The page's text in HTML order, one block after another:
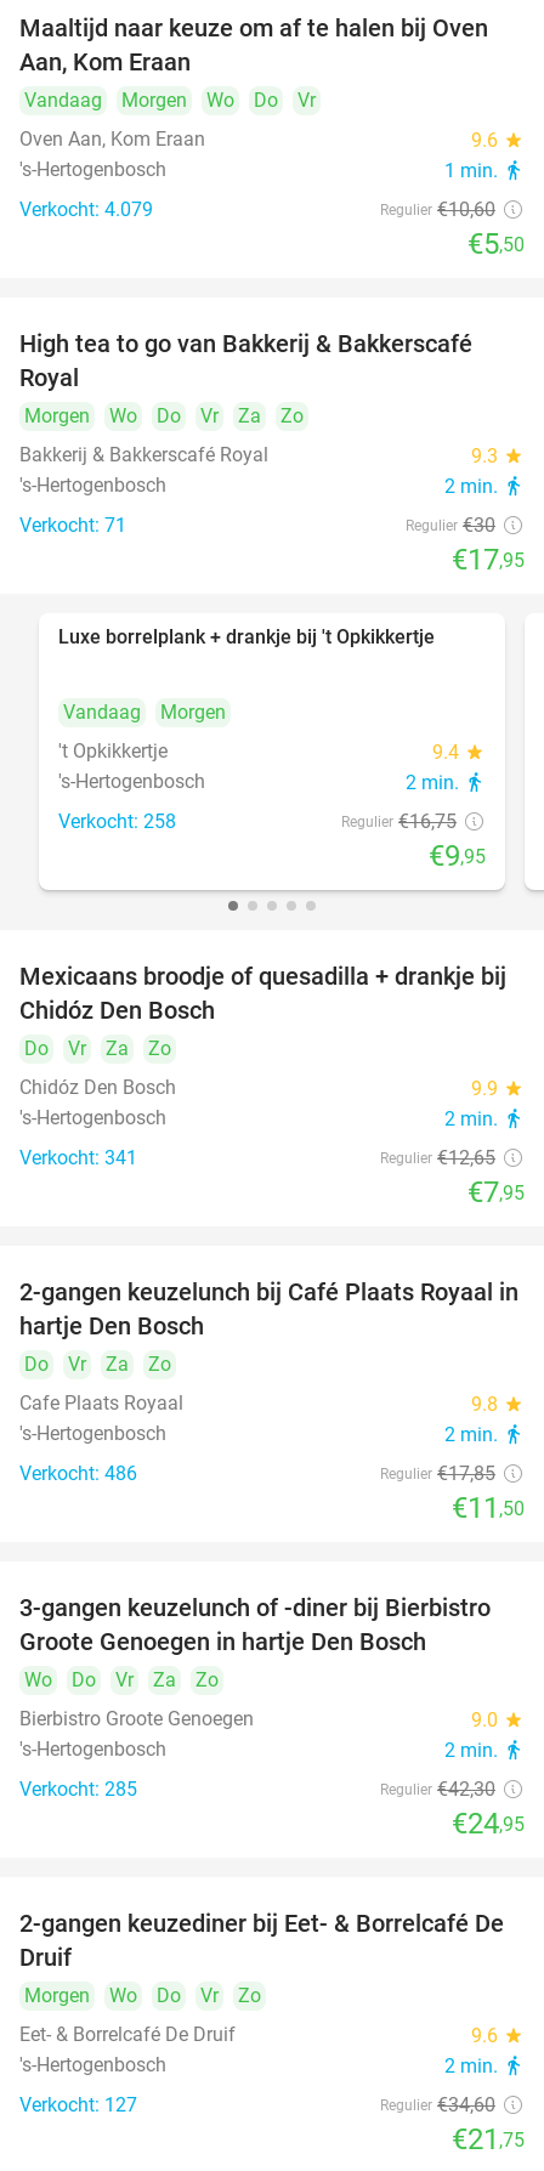
48%
Maaltijd naar keuze om af te halen bij Oven
Aan, Kom Eraan
Vandaag Morgen Wo Do
Vr
Oven Aan, Kom Eraan
9.6 star
's-Hertogenbosch 1 min. directions_walk
Verkocht: 4.079 Regulier €10,60
€5,50
40%
High tea to go van Bakkerij & Bakkerscafé
Royal
Morgen Wo Do Vr Za
Zo
Bakkerij & Bakkerscafé Royal
9.3 star
's-Hertogenbosch 2 min. directions_walk
Verkocht: 71 Regulier €30
€17,95
Luxe borrelplank + drankje bij 't Opkikkertje
Vandaag
Morgen
't Opkikkertje
9.4 star
's-Hertogenbosch 2 min. directions_walk
Verkocht: 258 Regulier €16,75
€9,95
37%
Mexicaans broodje of quesadilla + drankje bij
Chidóz Den Bosch
Do Vr Za
Zo
Chidóz Den Bosch
9.9 star
's-Hertogenbosch 2 min. directions_walk
Verkocht: 341 Regulier €12,65
€7,95
36%
2-gangen keuzelunch bij Café Plaats Royaal in
hartje Den Bosch
Do Vr Za
Zo
Cafe Plaats Royaal
9.8 star
's-Hertogenbosch 2 min. directions_walk
Verkocht: 486 Regulier €17,85
€11 ,50
41%
3-gangen keuzelunch of -diner bij Bierbistro
Groote Genoegen in hartje Den Bosch
Wo Do Vr Za
Zo
Bierbistro Groote Genoegen
9.0 star
's-Hertogenbosch 2 min. directions_walk
Verkocht: 285 Regulier €42,30
€24,95
37%
2-gangen keuzediner bij Eet- & Borrelcafé De
Druif
Morgen Wo Do Vr
Zo
Eet- & Borrelcafé De Druif
9.6 star
's-Hertogenbosch 2 min. directions_walk
Verkocht: 127 Regulier €34,60
€21 ,75